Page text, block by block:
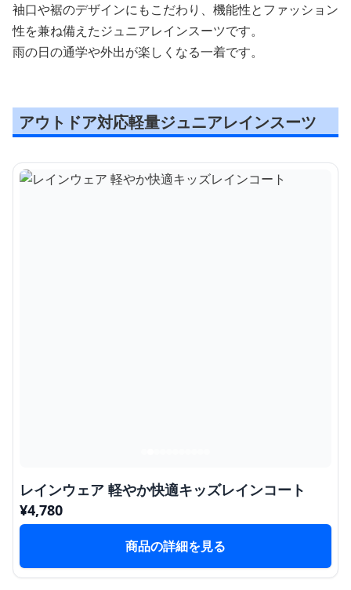
袖口や裾のデザインにもこだわり、機能性とファッション
性を兼ね備えたジュニアレインスーツです。
雨の日の通学や外出が楽しくなる一着です。
アウトドア対応軽量ジュニアレインスーツ
レインウェア 軽やか快適キッズレインコート
¥4,780
商品の詳細を見る